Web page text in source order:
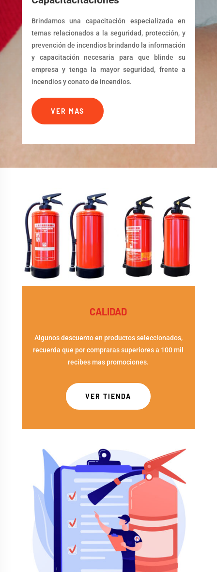
Brindamos una capacitación especializada en
temas relacionados a la seguridad, protección, y
prevención de incendios brindando la información
y capacitación necesaria para que blinde su
empresa y tenga la mayor seguridad, frente a
incendios y conato de incendios.
VER MAS
CALIDAD
Algunos descuento en productos seleccionados,
recuerda que por compraras superiores a 100 mil
recibes mas promociones.
VER TIENDA